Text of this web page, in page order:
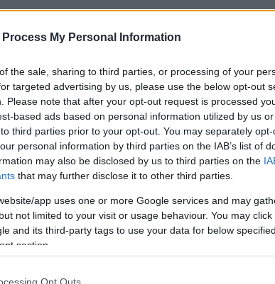
Process My Personal Information
the sale, sharing to third parties, or processing of your
targeted advertising by us, please use the below opt-out
Please note that after your opt-out request is processed
based ads based on personal information utilized by us
third parties prior to your opt-out. You may separately
personal information by third parties on the IAB’s list of
may also be disclosed by us to third parties on the
that may further disclose it to other third parties.
app uses one or more Google services and may
not limited to your visit or usage behaviour. You may
and its third-party tags to use your data for below
section.
Opt Outs
t otthonában bántalmazták
férfi támadt otthonában a limburgi
egyelőre vizsgálja az ügyet — és
jelentette-e a férfi zsidósága.
Agencyértesülései szerint
a rablók érkezésére maastrichti